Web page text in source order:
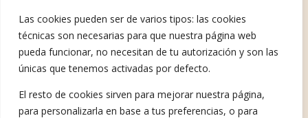
Las cookies pueden ser de varios tipos: las cookies
técnicas son necesarias para que nuestra página web
pueda funcionar, no necesitan de tu autorización y son las
únicas que tenemos activadas por defecto.
El resto de cookies sirven para mejorar nuestra página,
para personalizarla en base a tus preferencias, o para
Ofrecemos ayuda Psicológica.​Hablemos